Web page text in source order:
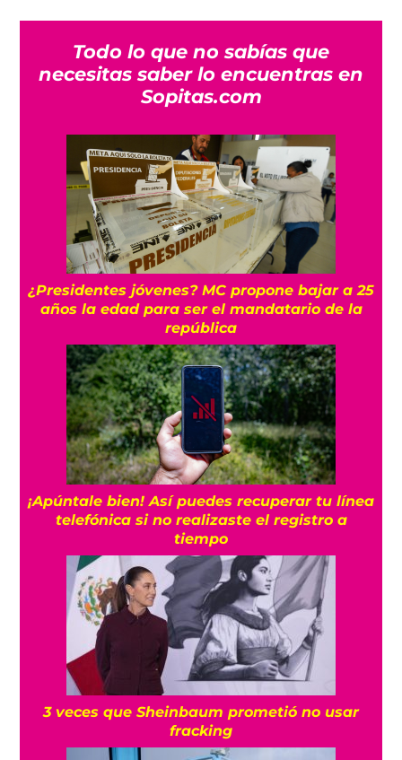
Todo lo que no sabías que
necesitas saber lo encuentras en
Sopitas.com
¿Presidentes jóvenes? MC propone bajar a 25
años la edad para ser el mandatario de la
república
¡Apúntale bien! Así puedes recuperar tu línea
telefónica si no realizaste el registro a
tiempo
3 veces que Sheinbaum prometió no usar
fracking